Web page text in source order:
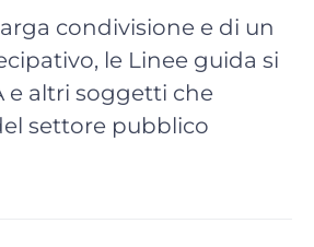
condivisione e di un
le Linee guida si
e altri soggetti che
settore pubblico